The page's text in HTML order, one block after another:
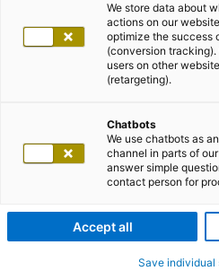
We store data about
actions on our
optimize the success
(conversion
users on other
(retargeting).
Chatbots
We use chatbots as
channel in parts of
answer simple
contact person for
Accept all
Save individual